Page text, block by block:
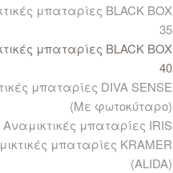
μπαταρίες BLACK BOX
35
μπαταρίες BLACK BOX
40
μπαταρίες DIVA SENSE
(Με φωτοκύταρο)
Αναμικτικές μπαταρίες IRIS
μπαταρίες KRAMER
(ALIDA)